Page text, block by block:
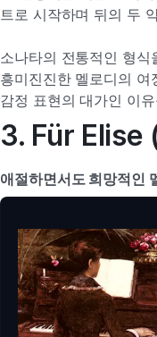
트로 시작하며 뒤의 두
소나타의 전통적인 형
흥미진진한 멜로디의
감정 표현의 대가인 이
3. Für Elise
애절하면서도 희망적인